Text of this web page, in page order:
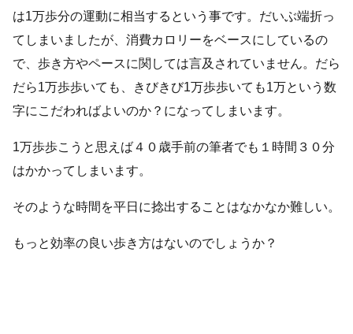
は1万歩分の運動に相当するという事です。だいぶ端折っ
てしまいましたが、消費カロリーをベースにしているの
で、歩き方やペースに関しては言及されていません。だら
だら1万歩歩いても、きびきび1万歩歩いても1万という数
字にこだわればよいのか？になってしまいます。
1万歩歩こうと思えば４０歳手前の筆者でも１時間３０分
はかかってしまいます。
そのような時間を平日に捻出することはなかなか難しい。
もっと効率の良い歩き方はないのでしょうか？